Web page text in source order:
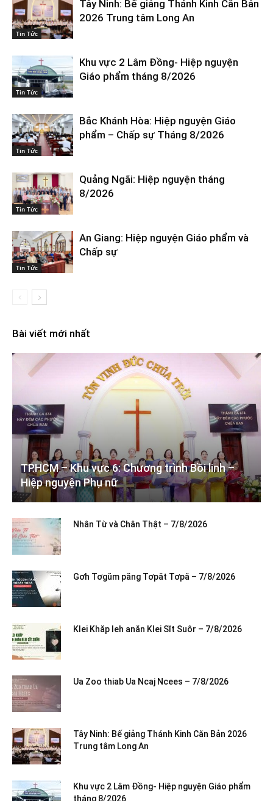
Tin Tức
Tây Ninh: Bế giảng Thánh Kinh Căn Bản
2026 Trung tâm Long An
Tin Tức
Khu vực 2 Lâm Đồng- Hiệp nguyện
Giáo phẩm tháng 8/2026
Tin Tức
Bắc Khánh Hòa: Hiệp nguyện Giáo
phẩm – Chấp sự Tháng 8/2026
Tin Tức
Quảng Ngãi: Hiệp nguyện tháng
8/2026
Tin Tức
An Giang: Hiệp nguyện Giáo phẩm và
Chấp sự
Bài viết mới nhất
TP.HCM – Khu vực 6: Chương trình Bồi linh –
Hiệp nguyện Phụ nữ
Nhân Từ và Chân Thật – 7/8/2026
Gơh Tơgŭm păng Tơpăt Tơpă – 7/8/2026
Klei Khăp leh anăn Klei Sĭt Suôr – 7/8/2026
Ua Zoo thiab Ua Ncaj Ncees – 7/8/2026
Tây Ninh: Bế giảng Thánh Kinh Căn Bản 2026
Trung tâm Long An
Khu vực 2 Lâm Đồng- Hiệp nguyện Giáo phẩm
tháng 8/2026